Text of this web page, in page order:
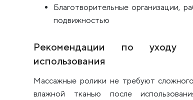
Благотворительные организации,
подвижностью
Рекомендации по уходу
использования
Массажные ролики не требуют
влажной тканью после